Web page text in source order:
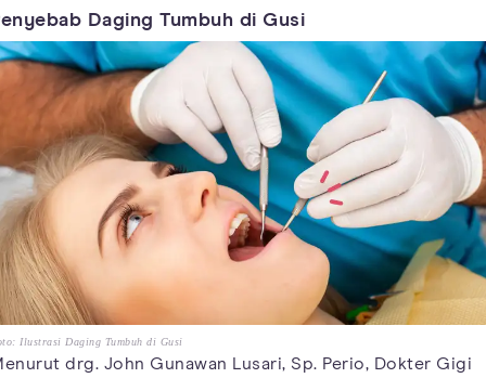
Daging Tumbuh di Gusi
Ilustrasi Daging Tumbuh di Gusi
drg. John Gunawan Lusari, Sp. Perio, Dokter Gigi